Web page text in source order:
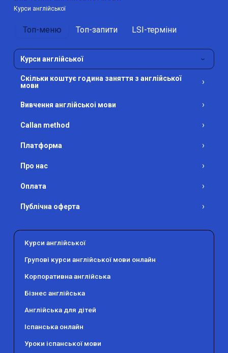
Курси англійської
Топ-меню Топ-запити LSI-терміни
Курси англійської ›
Скільки коштує година заняття з англійської
мови
›
Вивчення англійськоі мови ›
Callan method ›
Платформа ›
Про нас ›
Оплата ›
Публічна оферта ›
Контакти
Курси англійської
Групові курси англійської мови онлайн
Корпоративна англійська
Бізнес англійська
Англійська для дітей
Іспанська онлайн
Уроки іспанської мови